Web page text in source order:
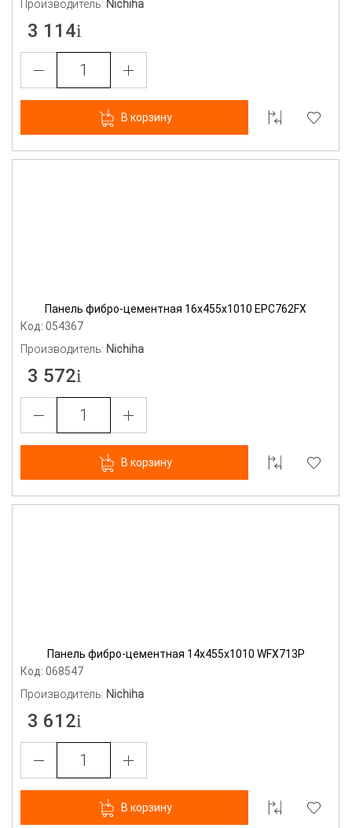
Производитель: Nichiha
3 114
В корзину
Панель фибро-цементная 16х455х1010 EPC762FX
Код: 054367
Производитель: Nichiha
3 572
В корзину
Панель фибро-цементная 14х455х1010 WFX713P
Код: 068547
Производитель: Nichiha
3 612
В корзину